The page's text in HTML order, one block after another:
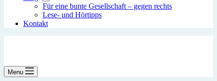
Für eine bunte Gesellschaft – gegen rechts
Lese- und Hörtipps
Kontakt
Menu